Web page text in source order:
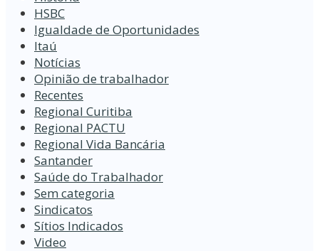
HSBC
Igualdade de Oportunidades
Itaú
Notícias
Opinião de trabalhador
Recentes
Regional Curitiba
Regional PACTU
Regional Vida Bancária
Santander
Saúde do Trabalhador
Sem categoria
Sindicatos
Sítios Indicados
Video